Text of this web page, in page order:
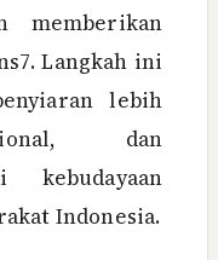
memberikan
Langkah ini
lebih
dan
kebudayaan
Indonesia.